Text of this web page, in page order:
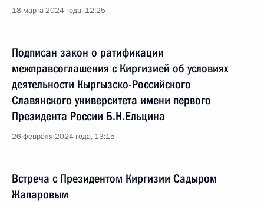
18 марта 2024 года, 12:25
Подписан закон о ратификации
межправсоглашения с Киргизией об условиях
деятельности Кыргызско-Российского
Славянского университета имени первого
Президента России Б.Н.Ельцина
26 февраля 2024 года, 13:15
Встреча с Президентом Киргизии Садыром
Жапаровым